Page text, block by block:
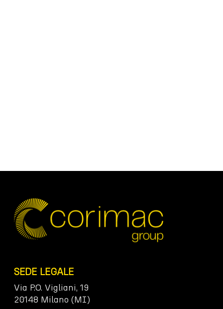
SEDE LEGALE
Via P.O. Vigliani, 19
20148 Milano (MI)